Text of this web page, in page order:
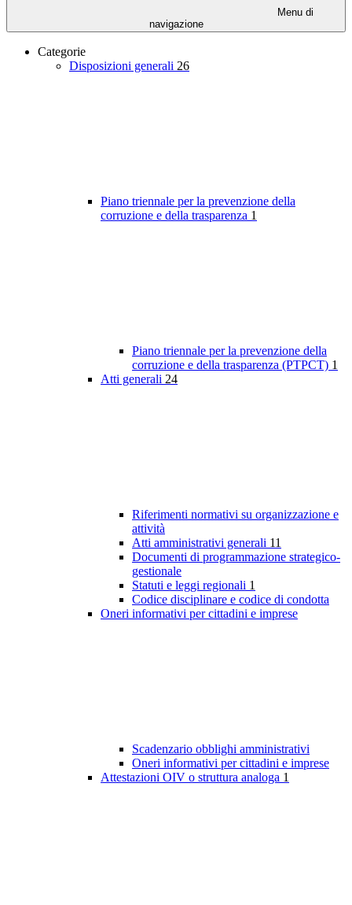
Menu di
navigazione
Categorie
Disposizioni generali 26
Piano triennale per la prevenzione della
corruzione e della trasparenza 1
Piano triennale per la prevenzione della
corruzione e della trasparenza (PTPCT) 1
Atti generali 24
Riferimenti normativi su organizzazione e
attività
Atti amministrativi generali 11
Documenti di programmazione strategico-
gestionale
Statuti e leggi regionali 1
Codice disciplinare e codice di condotta
Oneri informativi per cittadini e imprese
Scadenzario obblighi amministrativi
Oneri informativi per cittadini e imprese
Attestazioni OIV o struttura analoga 1